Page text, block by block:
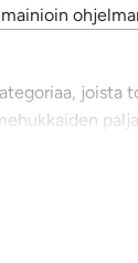
joista
määritellä.